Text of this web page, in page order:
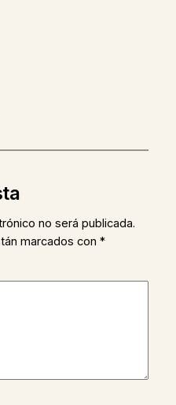
no será publicada.
marcados con *